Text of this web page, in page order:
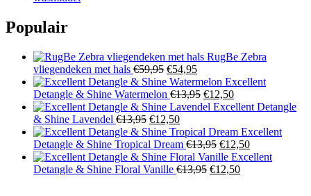
Populair
RugBe Zebra
vliegendeken met hals €59,95 Oorspronkelijke
prijs
was:
€59,95.
€54,95Huidige
prijs
is:
€54,95.
Excellent
Detangle & Shine Watermelon €13,95 Oorspronkelijke
prijs
€13,95.
€12,50Huidige
prijs
€12,50.
Excellent Detangle
& Shine Lavendel €13,95 Oorspronkelijke
prijs
was:
€13,95.
€12,50Huidige
prijs
is:
€12,50.
Excellent
Detangle & Shine Tropical Dream €13,95 Oorspronkelijke
prijs
was:
€12,50Huidige
prijs
Excellent
Detangle & Shine Floral Vanille €13,95 Oorspronkelijke
€12,50Huidige